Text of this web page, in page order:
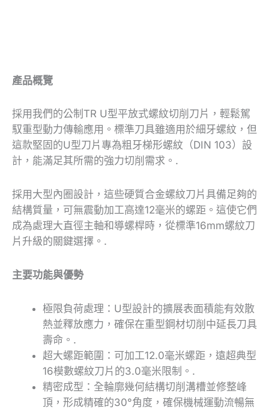
產品概覽
採用我們的公制TR U型平放式螺紋切削刀片，輕鬆駕
馭重型動力傳輸應用。標準刀具雖適用於細牙螺紋，但
這款堅固的U型刀片專為粗牙梯形螺紋（DIN 103）設
計，能滿足其所需的強力切削需求。.
採用大型內圈設計，這些硬質合金螺紋刀片具備足夠的
結構質量，可無震動加工高達12毫米的螺距。這使它們
成為處理大直徑主軸和導螺桿時，從標準16mm螺紋刀
片升級的關鍵選擇。.
主要功能與優勢
極限負荷處理：U型設計的擴展表面積能有效散
熱並釋放應力，確保在重型鋼材切削中延長刀具
壽命。.
超大螺距範圍：可加工12.0毫米螺距，遠超典型
16模數螺紋刀片的3.0毫米限制。.
精密成型：全輪廓幾何結構切削溝槽並修整峰
頂，形成精確的30°角度，確保機械運動流暢無